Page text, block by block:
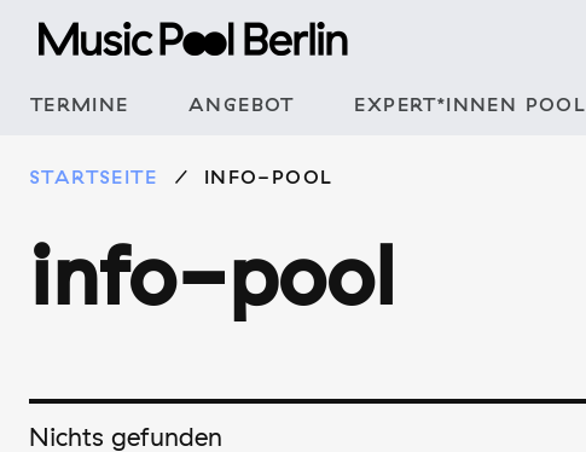
Inhalt
TERMINE ANGEBOT EXPERT*INNEN POOL
STARTSEITE INFO-POOL
info-pool
Nichts gefunden